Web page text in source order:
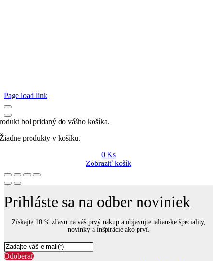
Page load link
bol pridaný do vášho košíka.
Žiadne produkty v košíku.
0 Ks
Zobraziť košík
Prihláste sa na odber noviniek
Získajte 10 % zľavu na váš prvý nákup a objavujte talianske špeciality,
novinky a inšpirácie ako prví.
Odoberať